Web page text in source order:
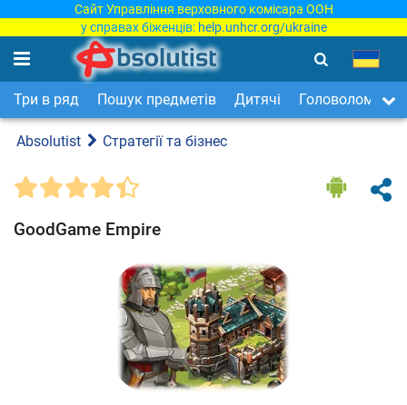
Сайт Управління верховного комісара ООН
у справах біженців: help.unhcr.org/ukraine
Три в ряд Пошук предметів Дитячі Головоломки
Absolutist Стратегії та бізнес
GoodGame Empire